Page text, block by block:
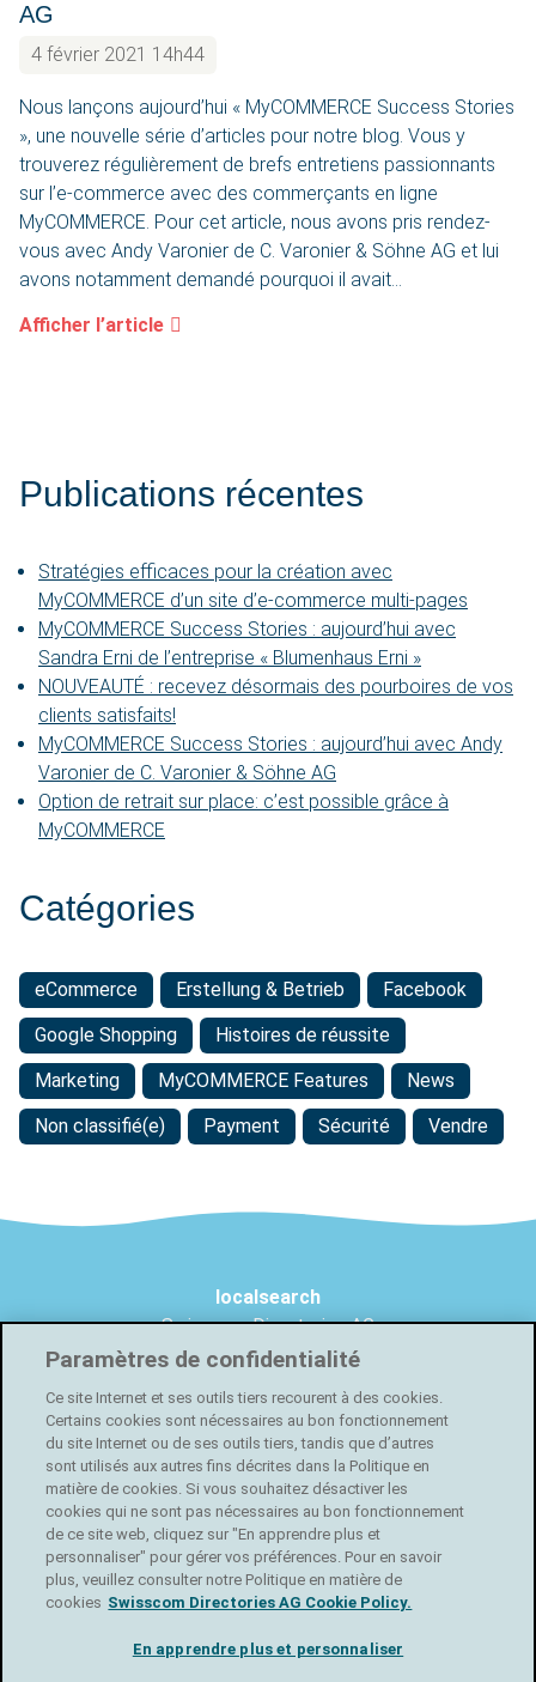
AG
4 février 2021 14h44
Nous lançons aujourd’hui « MyCOMMERCE Success Stories
», une nouvelle série d’articles pour notre blog. Vous y
trouverez régulièrement de brefs entretiens passionnants
sur l’e-commerce avec des commerçants en ligne
MyCOMMERCE. Pour cet article, nous avons pris rendez-
vous avec Andy Varonier de C. Varonier & Söhne AG et lui
avons notamment demandé pourquoi il avait...
Afficher l’article
Publications récentes
Stratégies efficaces pour la création avec
MyCOMMERCE d’un site d’e-commerce multi-pages
MyCOMMERCE Success Stories : aujourd’hui avec
Sandra Erni de l’entreprise « Blumenhaus Erni »
NOUVEAUTÉ : recevez désormais des pourboires de vos
clients satisfaits!
MyCOMMERCE Success Stories : aujourd’hui avec Andy
Varonier de C. Varonier & Söhne AG
Option de retrait sur place: c’est possible grâce à
MyCOMMERCE
Catégories
eCommerce Erstellung & Betrieb
Facebook
Google Shopping
Histoires de réussite
Marketing
MyCOMMERCE Features
News
Non classifié(e)
Payment Sécurité Vendre
Pied
de
page
localsearch
Swisscom Directories AG
Förrlibuckstrasse 62
Créer une boutique en ligne gratuite
Facebook
Instagram
Paramètres de confidentialité
Ce site Internet et ses outils tiers recourent à des cookies.
Certains cookies sont nécessaires au bon fonctionnement
du site Internet ou de ses outils tiers, tandis que d’autres
sont utilisés aux autres fins décrites dans la Politique en
matière de cookies. Si vous souhaitez désactiver les
cookies qui ne sont pas nécessaires au bon fonctionnement
de ce site web, cliquez sur "En apprendre plus et
personnaliser" pour gérer vos préférences. Pour en savoir
plus, veuillez consulter notre Politique en matière de
cookies Swisscom Directories AG Cookie Policy.
En apprendre plus et personnaliser